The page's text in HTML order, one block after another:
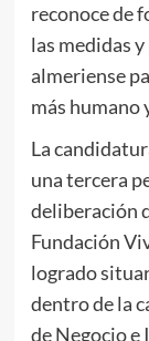
reconoce de
las medidas
almeriense
más humano
La
una tercera
deliberación
Fundación
logrado
dentro de la
de Negocio